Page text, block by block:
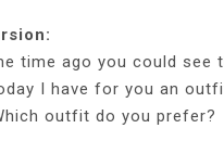
time ago you could see
I have for you an
outfit do you prefer?